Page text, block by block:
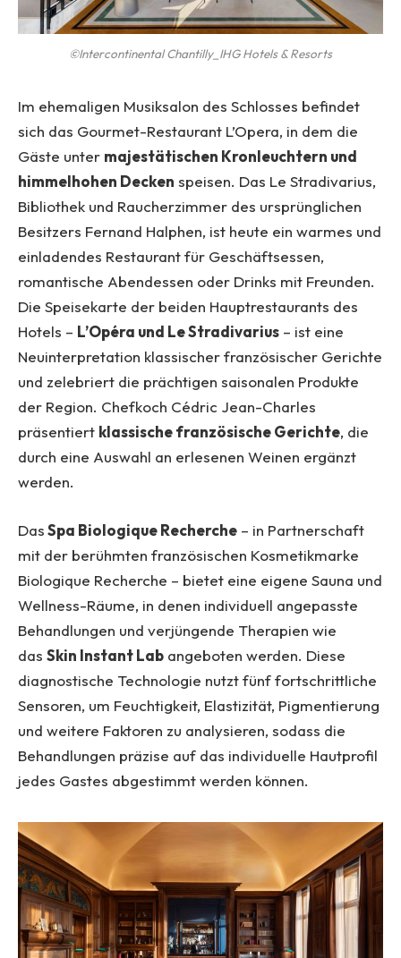
©Intercontinental Chantilly_IHG Hotels & Resorts
Im ehemaligen Musiksalon des Schlosses befindet
sich das Gourmet-Restaurant L’Opera, in dem die
Gäste unter majestätischen Kronleuchtern und
himmelhohen Decken speisen. Das Le Stradivarius,
Bibliothek und Raucherzimmer des ursprünglichen
Besitzers Fernand Halphen, ist heute ein warmes und
einladendes Restaurant für Geschäftsessen,
romantische Abendessen oder Drinks mit Freunden.
Die Speisekarte der beiden Hauptrestaurants des
Hotels – L’Opéra und Le Stradivarius – ist eine
Neuinterpretation klassischer französischer Gerichte
und zelebriert die prächtigen saisonalen Produkte
der Region. Chefkoch Cédric Jean-Charles
präsentiert klassische französische Gerichte, die
durch eine Auswahl an erlesenen Weinen ergänzt
werden.
DasSpa Biologique Recherche – in Partnerschaft
mit der berühmten französischen Kosmetikmarke
Biologique Recherche – bietet eine eigene Sauna und
Wellness-Räume, in denen individuell angepasste
Behandlungen und verjüngende Therapien wie
das Skin Instant Lab angeboten werden. Diese
diagnostische Technologie nutzt fünf fortschrittliche
Sensoren, um Feuchtigkeit, Elastizität, Pigmentierung
und weitere Faktoren zu analysieren, sodass die
Behandlungen präzise auf das individuelle Hautprofil
jedes Gastes abgestimmt werden können.